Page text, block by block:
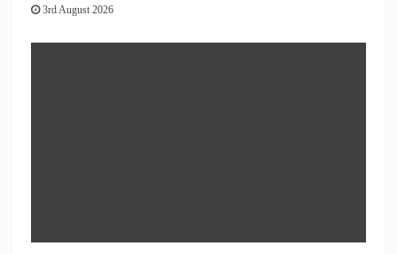
3rd August 2026